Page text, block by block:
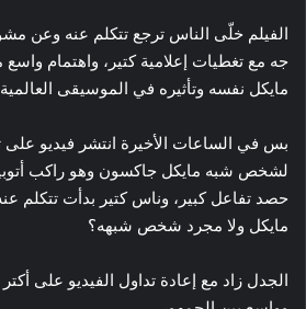
الفيلم خلّى الناس ترجع تتكلم عنه وعن
جه مع تغطيات إعلامية كتير، واهتمام
مايكل نفسه وتأثيره في الموسيقى
بس في الساعات الأخيرة انتشر فيديو على
لشخص شبه مايكل جاكسون وهو راكب
حصد تفاعل كبير، وناس كتير بدأت تتكلم
مايكل ولا مجرد شخص شبهه؟
الجدل زاد مع إعادة تداول الفيديو على